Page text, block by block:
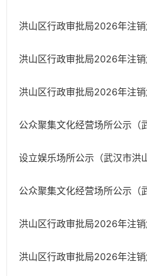
洪山区行政审批局2026年注
洪山区行政审批局2026年注
洪山区行政审批局2026年注
洪山区行政审批局2026年注
洪山区行政审批局2026年注